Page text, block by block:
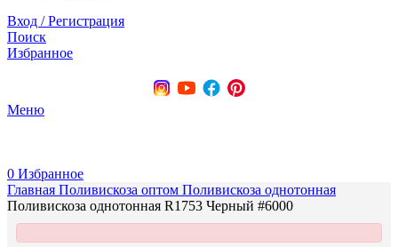
Вход / Регистрация
Поиск
Избранное
Меню
0 Избранное
Главная Поливискоза оптом Поливискоза однотонная
Поливискоза однотонная R1753 Черный #6000